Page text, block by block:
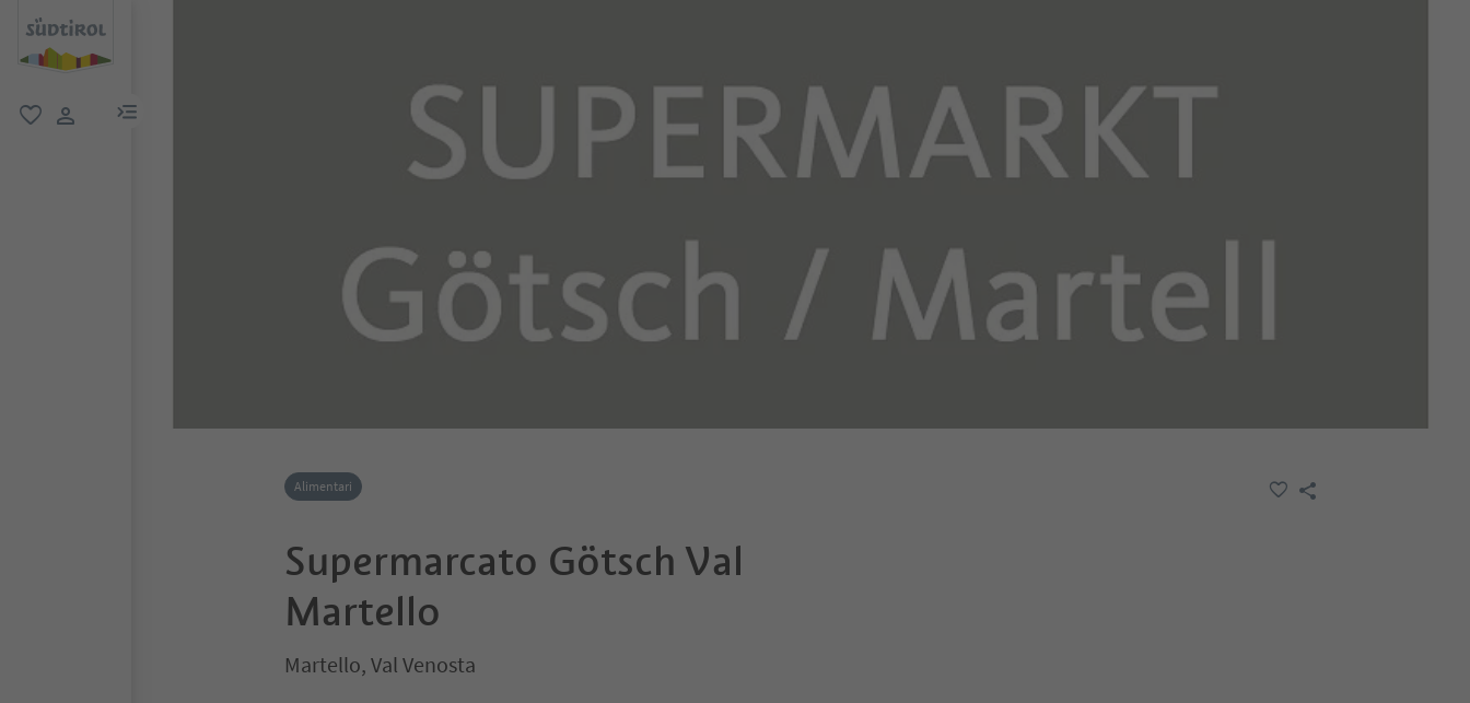
menu link
Alimentari
Supermarcato Götsch Val
Martello
Martello, Val Venosta